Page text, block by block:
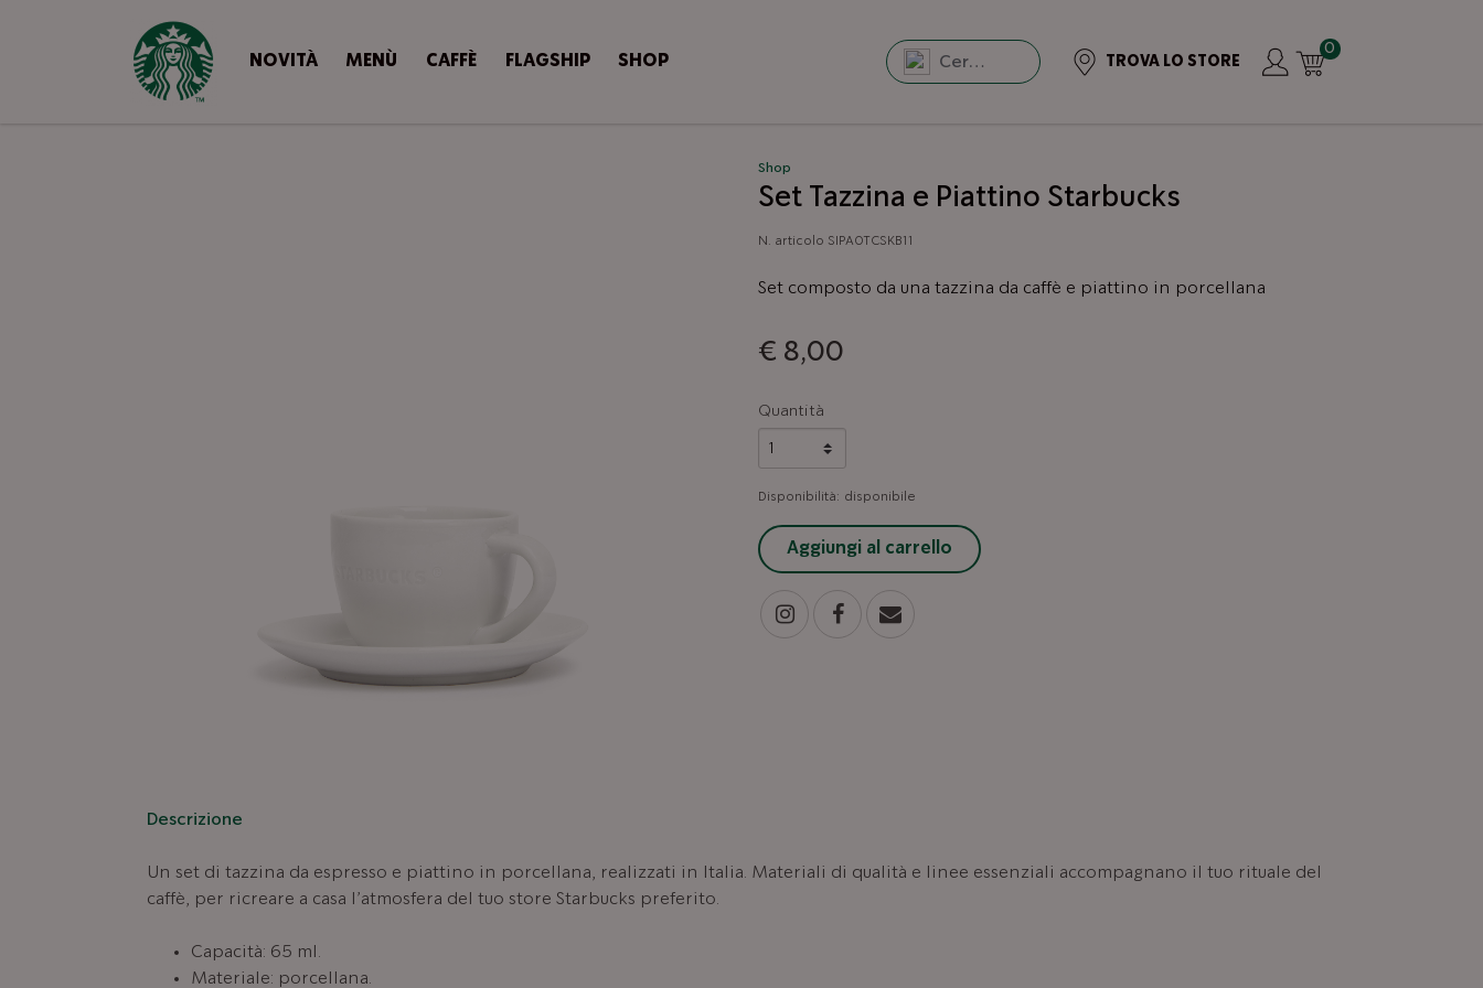
NOVITÀ MENÙ CAFFÈ FLAGSHIP SHOP TROVA LO STORE
0
Shop
Set Tazzina e Piattino Starbucks
N. articolo SIPA0TCSKB11
Set composto da una tazzina da caffè e piattino in porcellana
€ 8,00
Quantità
Disponibilità: disponibile
Aggiungi al carrello
Descrizione
Un set di tazzina da espresso e piattino in porcellana, realizzati in Italia. Materiali di qualità e linee essenziali accompagnano il tuo rituale del
caffè, per ricreare a casa l’atmosfera del tuo store Starbucks preferito.
Capacità: 65 ml.
Materiale: porcellana.